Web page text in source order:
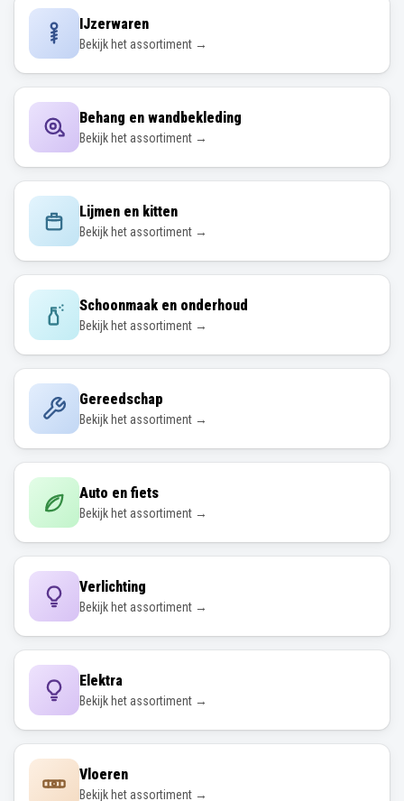
IJzerwaren
Bekijk het assortiment →
Behang en wandbekleding
Bekijk het assortiment →
Lijmen en kitten
Bekijk het assortiment →
Schoonmaak en onderhoud
Bekijk het assortiment →
Gereedschap
Bekijk het assortiment →
Auto en fiets
Bekijk het assortiment →
Verlichting
Bekijk het assortiment →
Elektra
Bekijk het assortiment →
Vloeren
Bekijk het assortiment →